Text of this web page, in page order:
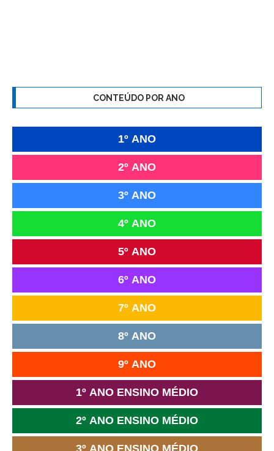
CONTEÚDO POR ANO
1º ANO
2º ANO
3º ANO
4º ANO
5º ANO
6º ANO
7º ANO
8º ANO
9º ANO
1º ANO ENSINO MÉDIO
2º ANO ENSINO MÉDIO
3º ANO ENSINO MÉDIO